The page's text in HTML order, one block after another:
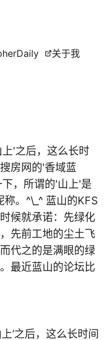
关于我
'之后，这么长时
房网的'香域蓝
，所谓的'山上'是
。^\_^ 蓝山的KFS
候就承诺：先绿化
先前工地的尘土飞
代之的是满眼的绿
最近蓝山的论坛比
’之后，这么长时间